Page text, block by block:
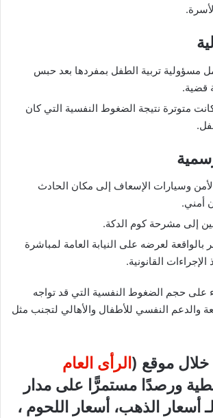
مسؤولية تربية الطفل بمفردها بعد حبس
قضية.
كانت متوترة نتيجة الضغوط النفسية التي كان
وسيارات الإسعاف إلى مكان الحادث
أمني.
إلى مشرحة كوم الدكة.
لعرضه على النيابة العامة لمباشرة
القانونية.
على حجم الضغوط النفسية التي قد تواجه
والدعم النفسي للأطفال والأهالي لتجنب مثل
موقع ( الرأى العام
ورصدًا مستمرًّا على مدار
لـ أسعار الذهب، أسعار اللحوم ،